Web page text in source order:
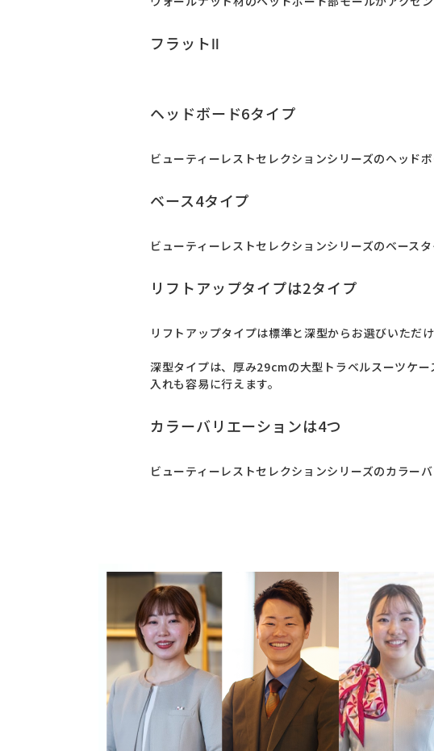
フラットⅡ
ヘッドボード6タイプ
ビューティーレストセレクションシリーズのヘッド
ベース4タイプ
ビューティーレストセレクションシリーズのベース
リフトアップタイプは2タイプ
リフトアップタイプは標準と深型からお選びいただけ
深型タイプは、厚み29cmの大型トラベルスーツケ
入れも容易に行えます。
カラーバリエーションは4つ
ビューティーレストセレクションシリーズのカラー